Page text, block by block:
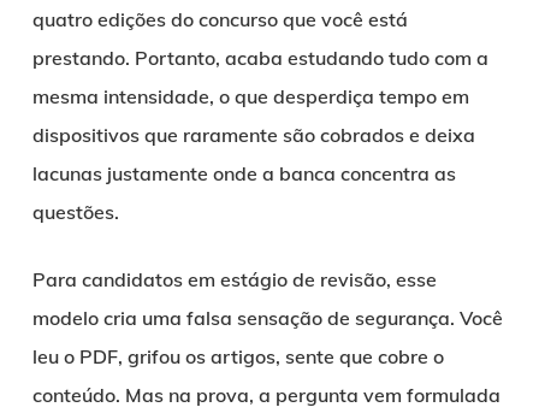
quatro edições do concurso que você está
prestando. Portanto, acaba estudando tudo com a
mesma intensidade, o que desperdiça tempo em
dispositivos que raramente são cobrados e deixa
lacunas justamente onde a banca concentra as
questões.
Para candidatos em estágio de revisão, esse
modelo cria uma falsa sensação de segurança. Você
leu o PDF, grifou os artigos, sente que cobre o
conteúdo. Mas na prova, a pergunta vem formulada